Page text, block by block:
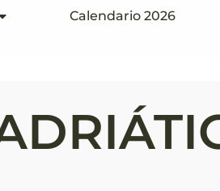
Calendario 2026